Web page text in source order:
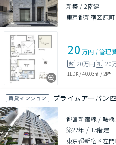
新築 /2階建
東京都新宿区原
20 万円 /管理
敷 20万円 礼 20
1LDK/40.03㎡ / 2階
賃貸マンション プライムアーバン
都営新宿線 / 曙
築22年 / 15階建
東京都新宿区左